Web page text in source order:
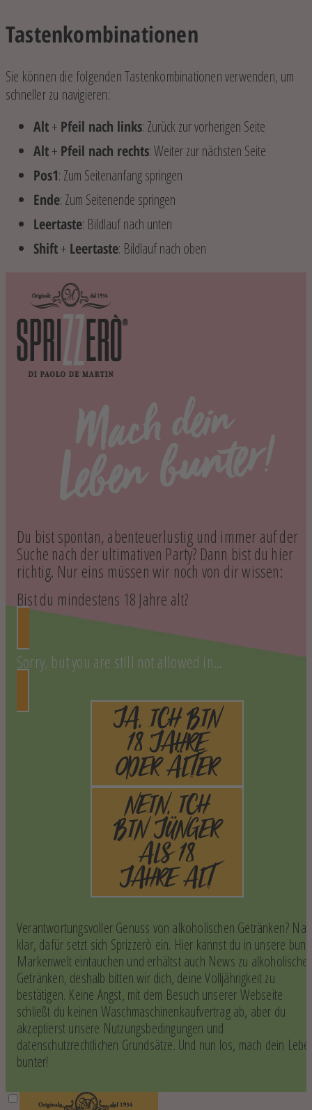
Tastenkombinationen
Sie können die folgenden Tastenkombinationen verwenden, um
schneller zu navigieren:
Alt+ Pfeil nach links: Zurück zur vorherigen Seite
Alt+ Pfeil nach rechts: Weiter zur nächsten Seite
Pos1: Zum Seitenanfang springen
Ende: Zum Seitenende springen
Leertaste: Bildlauf nach unten
Shift+ Leertaste: Bildlauf nach oben
Du bist spontan, abenteuerlustig und immer auf der
Suche nach der ultimativen Party? Dann bist du hier
richtig. Nur eins müssen wir noch von dir wissen:
Bist du mindestens 18 Jahre alt?
Sorry, but you are still not allowed in...
JA, ICH BIN
18 JAHRE
ODER ÄLTER
NEIN, ICH
BIN JÜNGER
ALS 18
JAHRE ALT
Verantwortungsvoller Genuss von alkoholischen Getränken? Na
klar, dafür setzt sich Sprizzerò ein. Hier kannst du in unsere
Markenwelt eintauchen und erhältst auch News zu
Getränken, deshalb bitten wir dich, deine Volljährigkeit zu
bestätigen. Keine Angst, mit dem Besuch unserer Webseite
schließt du keinen Waschmaschinenkaufvertrag ab, aber du
akzeptierst unsere Nutzungsbedingungen und
datenschutzrechtlichen Grundsätze. Und nun los, mach dein
bunter!